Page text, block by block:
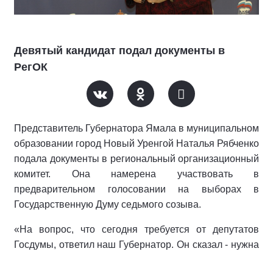
Девятый кандидат подал документы в
РегОК
Представитель Губернатора Ямала в муниципальном
образовании город Новый Уренгой Наталья Рябченко
подала документы в региональный организационный
комитет. Она намерена участвовать в
предварительном голосовании на выборах в
Государственную Думу седьмого созыва.
«На вопрос, что сегодня требуется от депутатов
Госдумы, ответил наш Губернатор. Он сказал - нужна